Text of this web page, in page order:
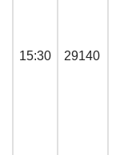
15:30 29140